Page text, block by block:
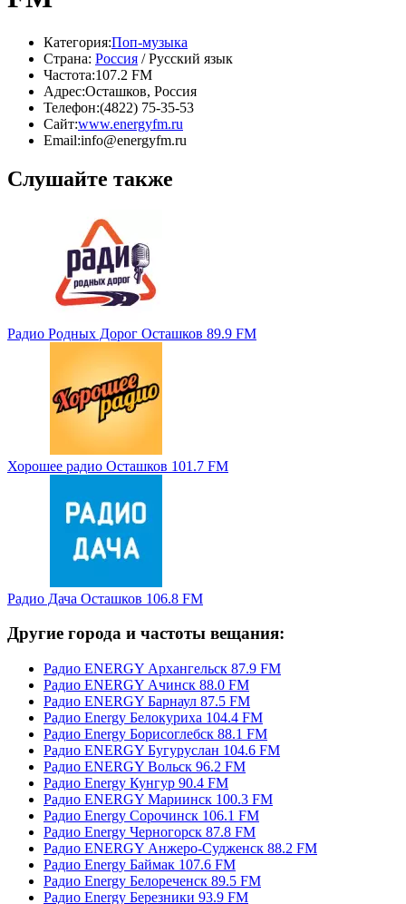
Категория:Поп-музыка
Страна: Россия / Русский язык
Частота:107.2 FM
Адрес:Осташков, Россия
Телефон:(4822) 75-35-53
Сайт:www.energyfm.ru
Email:info@energyfm.ru
Слушайте также
Радио Родных Дорог Осташков 89.9 FM
Хорошее радио Осташков 101.7 FM
Радио Дача Осташков 106.8 FM
Другие города и частоты вещания:
Радио ENERGY Архангельск 87.9 FM
Радио ENERGY Ачинск 88.0 FM
Радио ENERGY Барнаул 87.5 FM
Радио Energy Белокуриха 104.4 FM
Радио Energy Борисоглебск 88.1 FM
Радио ENERGY Бугуруслан 104.6 FM
Радио ENERGY Вольск 96.2 FM
Радио Energy Кунгур 90.4 FM
Радио ENERGY Мариинск 100.3 FM
Радио Energy Сорочинск 106.1 FM
Радио Energy Черногорск 87.8 FM
Радио ENERGY Анжеро-Судженск 88.2 FM
Радио Energy Баймак 107.6 FM
Радио Energy Белореченск 89.5 FM
Радио Energy Березники 93.9 FM